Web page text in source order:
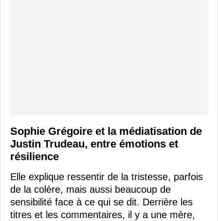
Sophie Grégoire et la médiatisation de
Justin Trudeau, entre émotions et
résilience
Elle explique ressentir de la tristesse, parfois
de la colère, mais aussi beaucoup de
sensibilité face à ce qui se dit. Derrière les
titres et les commentaires, il y a une mère,